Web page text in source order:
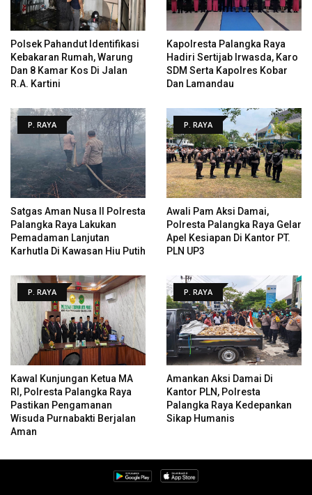
Polsek Pahandut Identifikasi
Kebakaran Rumah, Warung
Dan 8 Kamar Kos Di Jalan
R.A. Kartini
Kapolresta Palangka Raya
Hadiri Sertijab Irwasda, Karo
SDM Serta Kapolres Kobar
Dan Lamandau
P. RAYA
Satgas Aman Nusa II Polresta
Palangka Raya Lakukan
Pemadaman Lanjutan
Karhutla Di Kawasan Hiu Putih
P. RAYA
Awali Pam Aksi Damai,
Polresta Palangka Raya Gelar
Apel Kesiapan Di Kantor PT.
PLN UP3
P. RAYA
Kawal Kunjungan Ketua MA
RI, Polresta Palangka Raya
Pastikan Pengamanan
Wisuda Purnabakti Berjalan
Aman
P. RAYA
Amankan Aksi Damai Di
Kantor PLN, Polresta
Palangka Raya Kedepankan
Sikap Humanis